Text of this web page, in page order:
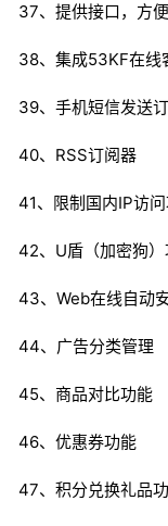
37、提供接口，方
38、集成53KF在线
39、手机短信发送
40、RSS订阅器
41、限制国内IP访
42、U盾（加密狗
43、Web在线自动
44、广告分类管理
45、商品对比功能
46、优惠券功能
47、积分兑换礼品